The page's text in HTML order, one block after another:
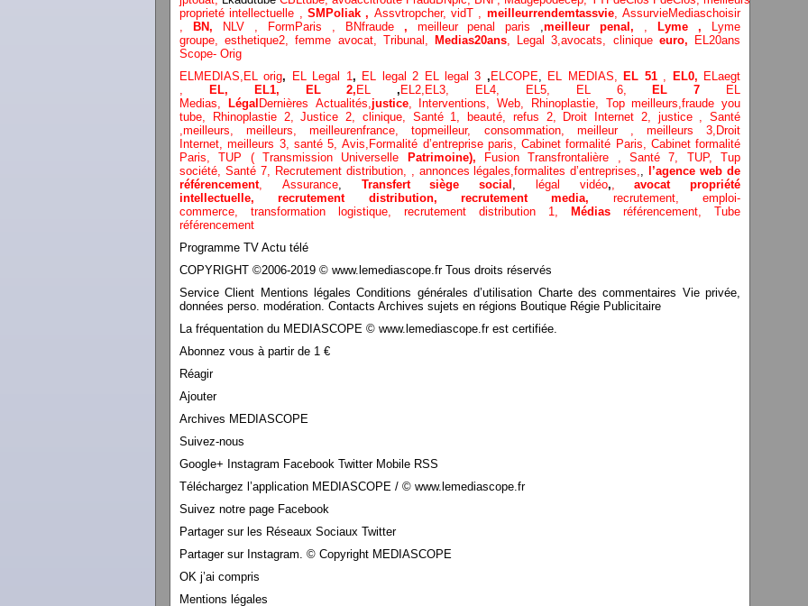
proprieté intellectuelle
,SMPoliak , Assvtropcher,vidT , meilleurrendemtassvie,AssurvieMediaschoisir
BN, NLV , FormParis , BNfraude , meilleur penal paris ,meilleur penal, Lyme ,
Lyme
groupe,esthetique2,femme avocat, Tribunal, Medias20ans Legal 3 ,avocats, clinique euro,
EL20ans
Scope- Orig
ELMEDIAS, EL orig, EL Legal 1 , EL legal 2 EL legal 3 , ELCOPE EL MEDIAS, EL 51, EL0, ELaegt
EL, EL1, EL 2, EL , EL2, EL3, EL4, EL5, EL 6, EL 7
EL
Medias,
Légal Dernières Actualités, justice, Interventions, Web, Rhinoplastie, Top meilleurs ,fraude you
tube
Rhinoplastie 2,Justice 2 clinique, Santé 1 , beauté, refus 2, Droit Internet 2, justice, Santé
meilleurs ,meilleurs ,meilleurenfrance,topmeilleur, consommation, meilleur , meilleurs 3, Droit
Internet ,meilleurs 3, santé 5,Avis Formalité d’entreprise paris, Cabinet formalité Paris, Cabinet formalité
Paris,TUP ( Transmission Universelle Patrimoine), Fusion Transfrontalière ,Santé 7, TUP,Tup
société, Santé 7, Recrutement distribution, annonces légales,formalites d’entreprises,
l’agence web de
référencement, Assurance, Transfert siège social légal vidéo, ,avocat propriété
intellectuelle, recrutement distribution, recrutement media, recrutement,emploi-
commerce, transformation logistique, recrutement distribution 1, Médias référencement, Tube
référencement
Programme TV Actu télé
COPYRIGHT ©2006-2019 © www.lemediascope.fr Tous droits réservés
Service Client Mentions légales Conditions générales d’utilisation Charte des commentaires Vie privée,
données perso. modération. Contacts Archives sujets en régions Boutique Régie Publicitaire
La fréquentation du MEDIASCOPE © www.lemediascope.fr est certifiée.
Abonnez vous à partir de 1 €
Réagir
Ajouter
Archives MEDIASCOPE
Suivez-nous
Google+ Instagram Facebook Twitter Mobile RSS
Téléchargez l’application MEDIASCOPE / © www.lemediascope.fr
Suivez notre page Facebook
Partager sur les Réseaux Sociaux Twitter
Partager sur Instagram. © Copyright MEDIASCOPE
OK j’ai compris
Mentions légales